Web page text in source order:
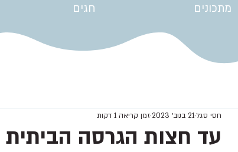
מתכונים חגים
עד חצות הגרסה
חסי סגל21 בנוב׳ 2023 זמן קריאה 1 דקות